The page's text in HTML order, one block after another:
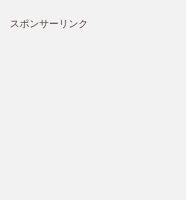
スポンサーリンク